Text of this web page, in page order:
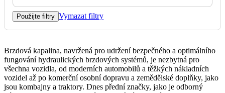
Použijte filtry Vymazat filtry
Brzdová kapalina, navržená pro udržení bezpečného a optimálního
fungování hydraulických brzdových systémů, je nezbytná pro
všechna vozidla, od moderních automobilů a těžkých nákladních
vozidel až po komerční osobní dopravu a zemědělské doplňky, jako
jsou kombajny a traktory. Dnes přední značky, jako je odborný